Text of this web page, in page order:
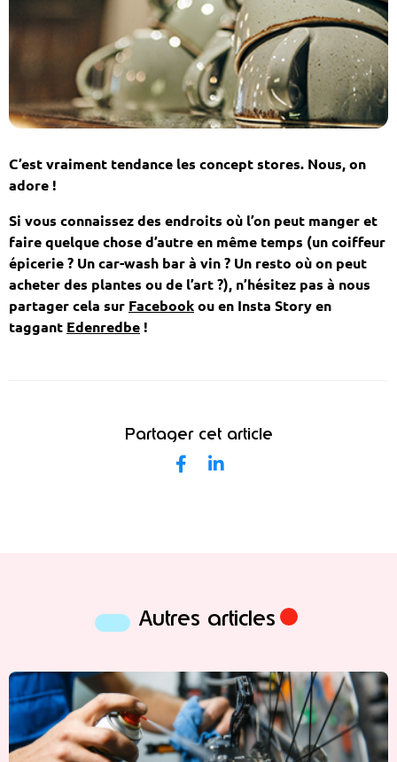
C’est vraiment tendance les concept stores. Nous, on
adore !
Si vous connaissez des endroits où l’on peut manger et
faire quelque chose d’autre en même temps (un coiffeur
épicerie ? Un car-wash bar à vin ? Un resto où on peut
acheter des plantes ou de l’art ?), n’hésitez pas à nous
partager cela sur Facebook ou en Insta Story en
taggant Edenredbe !
Partager cet article
Autres articles